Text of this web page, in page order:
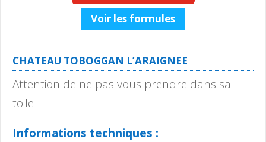
Voir les formules
CHATEAU TOBOGGAN L’ARAIGNEE
Attention de ne pas vous prendre dans sa
toile
Informations techniques :